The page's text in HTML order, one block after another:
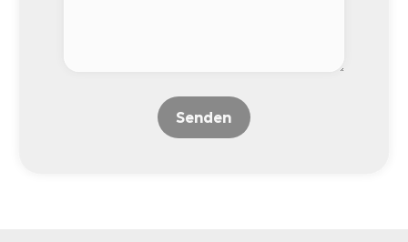
Senden